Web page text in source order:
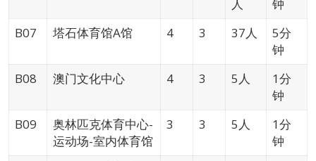
人
钟
B07
塔石体育馆A馆 4 3 37人
5分
钟
B08
澳门文化中心 4 3 5人
1分
钟
B09
奥林匹克体育中心-
运动场-室内体育馆
3 3 5人
1分
钟